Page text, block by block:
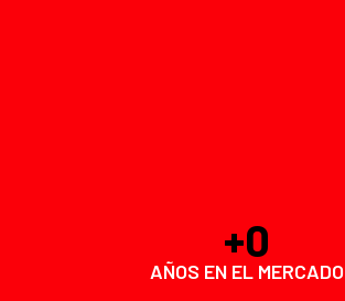
AÑOS EN EL MERCADO
+0